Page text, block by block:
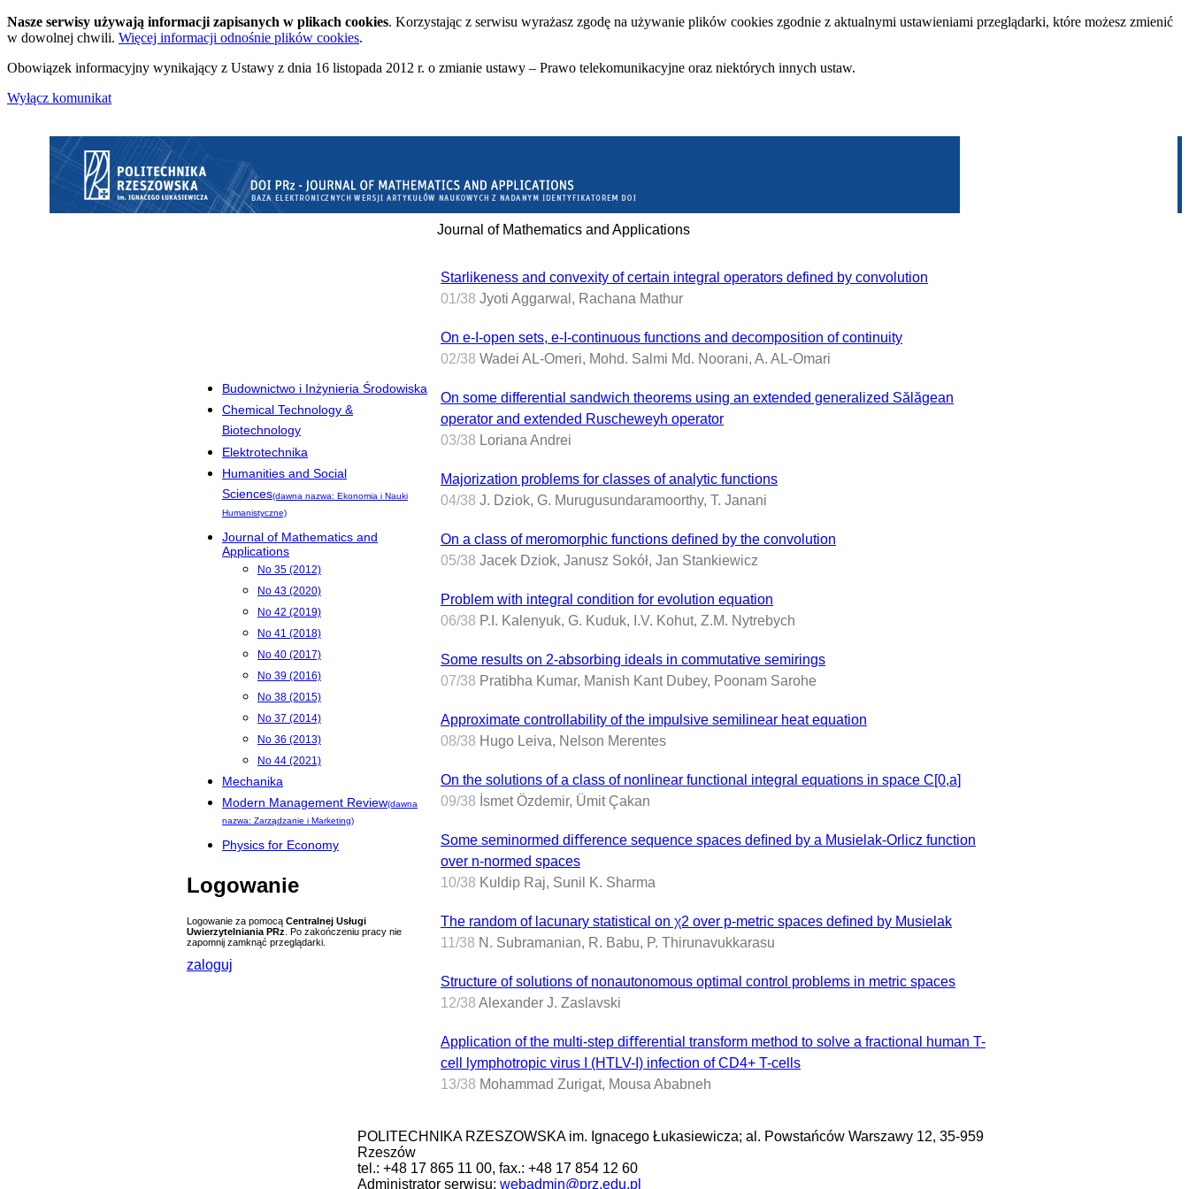
Nasze serwisy używają informacji zapisanych w plikach cookies. Korzystając z serwisu wyrażasz zgodę na używanie plików cookies zgodnie z aktualnymi ustawieniami przeglądarki, które możesz zmienić
w dowolnej chwili. Więcej informacji odnośnie plików cookies.
Obowiązek informacyjny wynikający z Ustawy z dnia 16 listopada 2012 r. o zmianie ustawy – Prawo telekomunikacyjne oraz niektórych innych ustaw.
Wyłącz komunikat
Budownictwo i Inżynieria Środowiska
Chemical Technology &
Biotechnology
Elektrotechnika
Humanities and Social
Sciences(dawna nazwa: Ekonomia i Nauki
Humanistyczne)
Journal of Mathematics and
Applications
No 35 (2012)
No 43 (2020)
No 42 (2019)
No 41 (2018)
No 40 (2017)
No 39 (2016)
No 38 (2015)
No 37 (2014)
No 36 (2013)
No 44 (2021)
Mechanika
Modern Management Review(dawna
nazwa: Zarządzanie i Marketing)
Physics for Economy
Logowanie
Logowanie za pomocą Centralnej Usługi
Uwierzytelniania PRz . Po zakończeniu pracy nie
zapomnij zamknąć przeglądarki.
zaloguj
Journal of Mathematics and Applications
Starlikeness and convexity of certain integral operators defined by convolution
01/38 Jyoti Aggarwal, Rachana Mathur
On e-I-open sets, e-I-continuous functions and decomposition of continuity
02/38 Wadei AL-Omeri, Mohd. Salmi Md. Noorani, A. AL-Omari
On some differential sandwich theorems using an extended generalized Sălăgean
operator and extended Ruscheweyh operator
03/38 Loriana Andrei
Majorization problems for classes of analytic functions
04/38 J. Dziok, G. Murugusundaramoorthy, T. Janani
On a class of meromorphic functions deﬁned by the convolution
05/38 Jacek Dziok, Janusz Sokół, Jan Stankiewicz
Problem with integral condition for evolution equation
06/38 P.I. Kalenyuk, G. Kuduk, I.V. Kohut, Z.M. Nytrebych
Some results on 2-absorbing ideals in commutative semirings
07/38 Pratibha Kumar, Manish Kant Dubey, Poonam Sarohe
Approximate controllability of the impulsive semilinear heat equation
08/38 Hugo Leiva, Nelson Merentes
On the solutions of a class of nonlinear functional integral equations in space C[0,a]
09/38 İsmet Özdemir, Ümit Çakan
Some seminormed diﬀerence sequence spaces deﬁned by a Musielak-Orlicz function
over n-normed spaces
10/38 Kuldip Raj, Sunil K. Sharma
The random of lacunary statistical on χ2 over p-metric spaces deﬁned by Musielak
11/38 N. Subramanian, R. Babu, P. Thirunavukkarasu
Structure of solutions of nonautonomous optimal control problems in metric spaces
12/38 Alexander J. Zaslavski
Application of the multi-step diﬀerential transform method to solve a fractional human T-
cell lymphotropic virus I (HTLV-I) infection of CD4+ T-cells
13/38 Mohammad Zurigat, Mousa Ababneh
POLITECHNIKA RZESZOWSKA im. Ignacego Łukasiewicza; al. Powstańców Warszawy 12, 35-959
Rzeszów
tel.: +48 17 865 11 00, fax.: +48 17 854 12 60
Administrator serwisu: webadmin@prz.edu.pl